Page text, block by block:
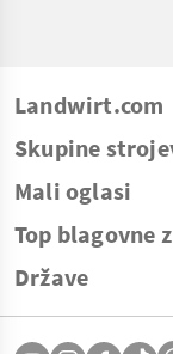
Landwirt.com
Skupine
Mali oglasi
Top blagovne
Države